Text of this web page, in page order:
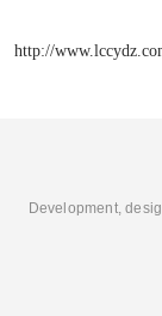
http://
Development,